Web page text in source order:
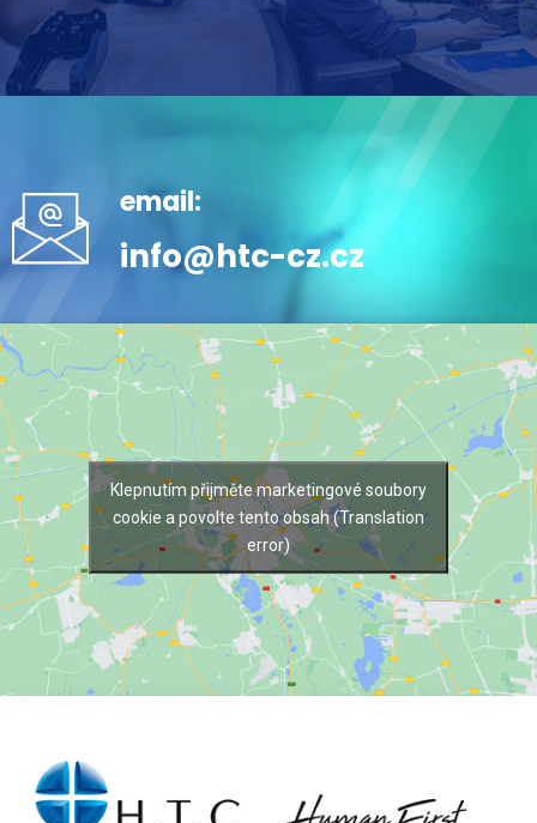
email:
info@htc-cz.cz
Klepnutím přijměte marketingové soubory
cookie a povolte tento obsah (Translation
error)